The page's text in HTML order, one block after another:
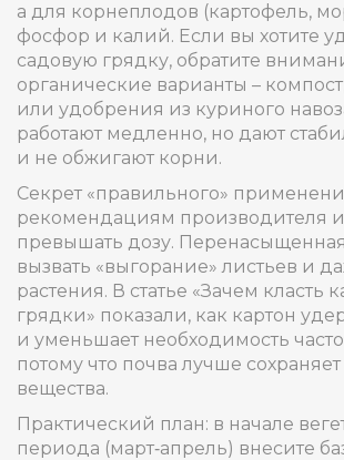
а для корнеплодов (картофель,
фосфор и калий. Если вы хотите
садовую грядку, обратите
органические варианты –
или удобрения из куриного
работают медленно, но дают
и не обжигают корни.
Секрет «правильного»
рекомендациям производителя
превышать дозу.
вызвать «выгорание» листьев и
растения. В статье «Зачем класть
грядки» показали, как картон
и уменьшает необходимость
потому что почва лучше
вещества.
Практический план: в начале
периода (март‑апрель) внесите